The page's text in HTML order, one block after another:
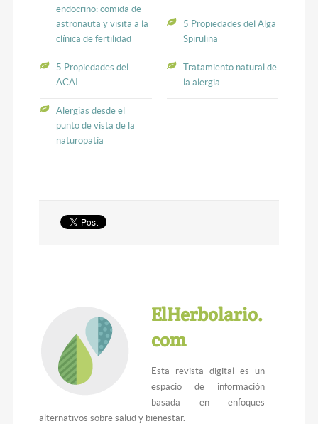
endocrino: comida de
astronauta y visita a la
clínica de fertilidad
5 Propiedades del Alga
Spirulina
5 Propiedades del
ACAI
Tratamiento natural de
la alergia
Alergias desde el
punto de vista de la
naturopatía
ElHerbolario.
com
Esta revista digital es un
espacio de información
basada en enfoques
alternativos sobre salud y bienestar.